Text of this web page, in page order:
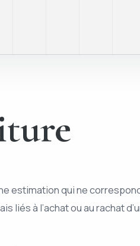
estimation qui ne
liés à l’achat ou au rachat